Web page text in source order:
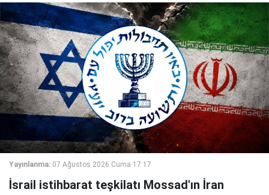
Yayınlanma: 07 Ağustos 2026 Cuma 17:17
İsrail istihbarat teşkilatı Mossad'ın İran